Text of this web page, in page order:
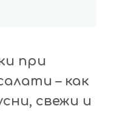
при
– как
свежи и